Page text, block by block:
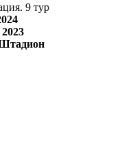
9 тур